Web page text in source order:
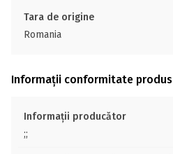
Tara de origine
Romania
Informații conformitate produs
Informații producător
;;